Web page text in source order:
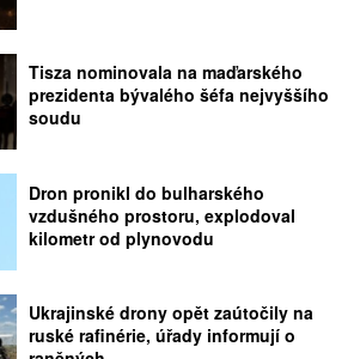
Tisza nominovala na maďarského
prezidenta bývalého šéfa nejvyššího
soudu
Dron pronikl do bulharského
vzdušného prostoru, explodoval
kilometr od plynovodu
Ukrajinské drony opět zaútočily na
ruské rafinérie, úřady informují o